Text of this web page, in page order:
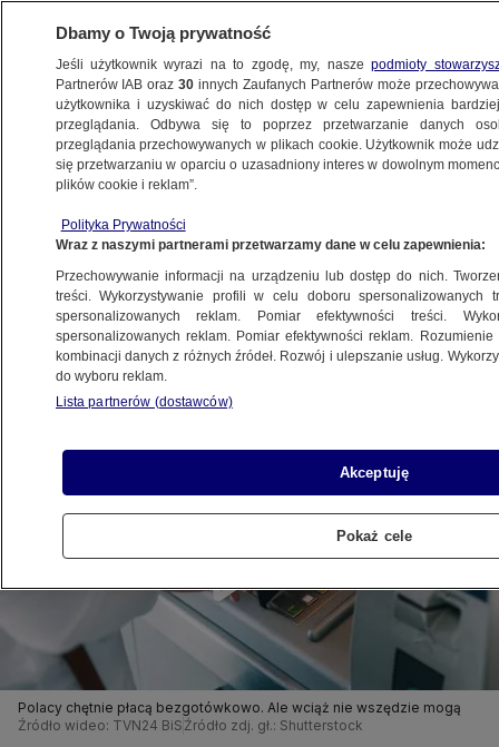
BIZNES
PIENIĄDZE
na weekend, najlepiej wcześniej wypłać
gotówkę"
14.08.2020, 15:47
Udostępnij
Polacy chętnie płacą bezgotówkowo. Ale wciąż nie wszędzie mogą
Źródło wideo: TVN24 BiS Źródło zdj. gł.: Shutterstock
Dbamy o Twoją prywatność
Jeśli użytkownik wyrazi na to zgodę, my, naszepodmioty
Partnerów IAB oraz30 innych Zaufanych Partnerów może
użytkownika i uzyskiwać do nich dostęp w celu zapewnienia
przeglądania. Odbywa się to poprzez przetwarzanie danych
przeglądania przechowywanych w plikach cookie. Użytkownik może
się przetwarzaniu w oparciu o uzasadniony interes w dowolnym
plików cookie i reklam”.
Polityka Prywatności
Wraz z naszymi partnerami przetwarzamy dane w celu zapewnienia:
Przechowywanie informacji na urządzeniu lub dostęp do nich.
treści. Wykorzystywanie profili w celu doboru spersonalizowanych
spersonalizowanych reklam. Pomiar efektywności treści.
spersonalizowanych reklam. Pomiar efektywności reklam.
kombinacji danych z różnych źródeł. Rozwój i ulepszanie usług.
do wyboru reklam.
Lista partnerów (dostawców)
Akceptuję
Pokaż cele